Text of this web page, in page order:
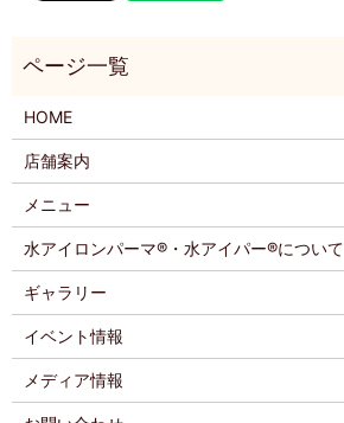
HOME
店舗案内
メニュー
水アイロンパーマ®・水アイパー®について
ギャラリー
イベント情報
メディア情報